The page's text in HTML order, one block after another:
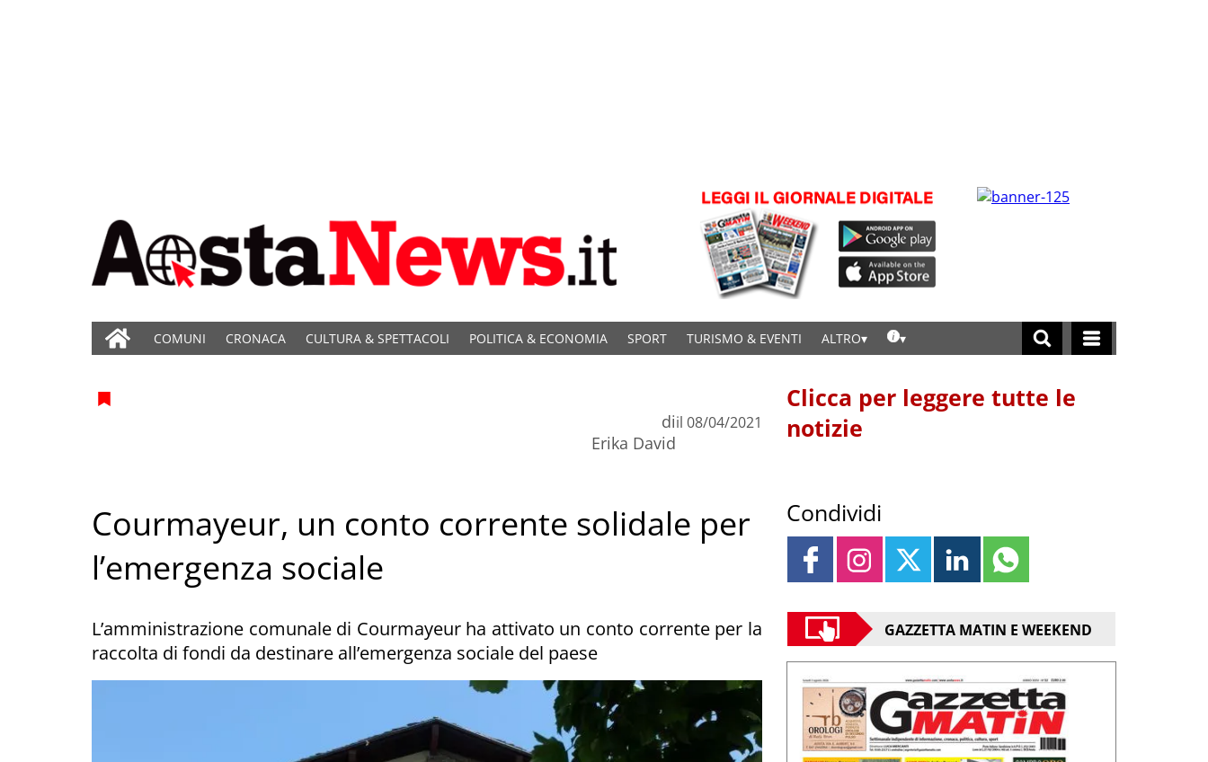
COMUNI CRONACA CULTURA & SPETTACOLI POLITICA & ECONOMIA SPORT TURISMO & EVENTI ALTRO
di
Erika David
il 08/04/2021
Courmayeur, un conto corrente solidale per
l’emergenza sociale
L’amministrazione comunale di Courmayeur ha attivato un conto corrente per la
raccolta di fondi da destinare all’emergenza sociale del paese
Clicca per leggere tutte le
notizie
Condividi
GAZZETTA MATIN E WEEKEND